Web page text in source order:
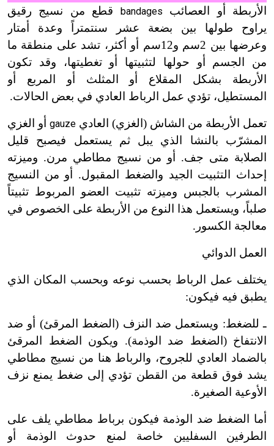
الأربطة أو العصائب bandages
قطع من نسيج رقيق
يراوح طولها بين بضعة عشر سنتمتراً وعدة أمتار
وعرضها بين 2سم و12سم أو أكثر، تشد على منطقة ما
من الجسم أو حولها لتثبيتها أو تغطيتها، وقد تكون
الأربطة بشكل المقلاع أو المثلث أو المربع أو
المستطيل، تؤدي عمل الرباط العادي في بعض الحالات.
تعمل الأربطة من الشاش (الغزي) العادي gauze أو الغزي
المشرّب بالنشا الذي يبل ثم يستعمل فيصبح قليل
الصلابة متى جف. أو من نسيج مطاطي مرن. وميزته
إحداث التثبيت الجيد والضغط المقبول. أو من النسيج
المشرب بالجبس وميزته تثبيت العضو المربوط تثبيتاً
صلباً، ويستعمل هذا النوع من الأربطة على الخصوص في
معالجة الكسور.
العمل الدوائي
يختلف عمل الرباط بحسب نوعه وبحسب المكان الذي
يطبق فيه فيكون:
ـ للضغط: ويستعمل ضد النزف (الضغط المرقئ) أو ضد
الانتفاخ (الضغط ضد الوذمة). ويكون الضغط المرقئ
بالضماد العادي للجروح، والرباط هنا من نسيج مطاطي
يشد فوق قطعة من القطن تؤدي إلى ضغط يمنع نزف
الأوعية الصغيرة.
أما الضغط ضد الوذمة فيكون برباط مطاطي يلف على
الطرفين السفليين خاصة لمنع حدوث الوذمة أو